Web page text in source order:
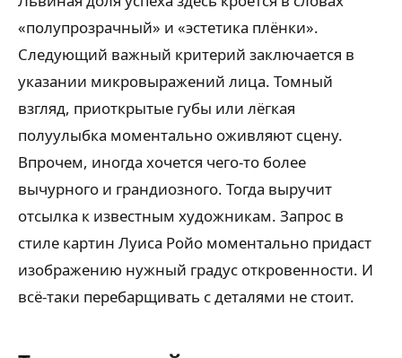
«полупрозрачный» и «эстетика плёнки».
Следующий важный критерий заключается в
указании микровыражений лица. Томный
взгляд, приоткрытые губы или лёгкая
полуулыбка моментально оживляют сцену.
Впрочем, иногда хочется чего-то более
вычурного и грандиозного. Тогда выручит
отсылка к известным художникам. Запрос в
стиле картин Луиса Ройо моментально придаст
изображению нужный градус откровенности. И
всё-таки перебарщивать с деталями не стоит.